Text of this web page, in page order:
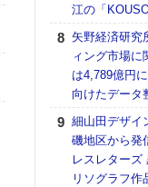
江の「
矢野経済研
ィング市場
は4,789億円
向けたデータ
細山田デザ
磯地区から発
レスレター
リソグラフ作